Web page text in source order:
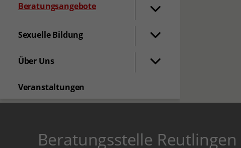
Beratungsangebote
Sexuelle Bildung
Über Uns
Veranstaltungen
Beratungsstelle Reutlingen